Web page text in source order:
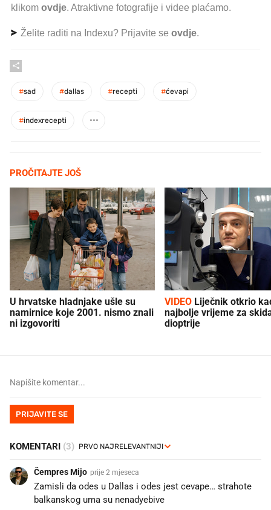
klikom ovdje. Atraktivne fotografije i videe plaćamo.
Želite raditi na Indexu? Prijavite se ovdje.
#sad #dallas #recepti #ćevapi
#indexrecepti
PROČITAJTE JOŠ
U hrvatske hladnjake ušle su
namirnice koje 2001. nismo znali
ni izgovoriti
VIDEO
najbolje vrijeme za
dioptrije
PRIJAVITE SE
KOMENTARI (3)
Čempres Mijo prije 2 mjeseca
Zamisli da odes u Dallas i odes jest cevape… strahote
balkanskog uma su nenadyebive